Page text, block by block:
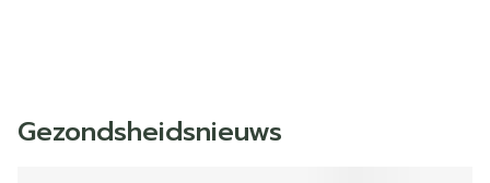
Gezondsheidsnieuws